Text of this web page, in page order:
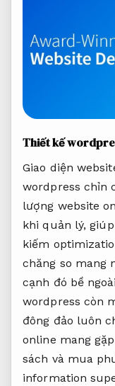
Thiết kế
Giao diện
wordpress chỉn
lượng website
khi quản lý,
kiếm
chăng so mang
cạnh đó bề
wordpress còn
đông đảo luôn
online mang
sách và mua
information